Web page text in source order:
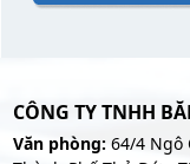
CÔNG TY TNHH
Văn phòng:64/4 Ngô